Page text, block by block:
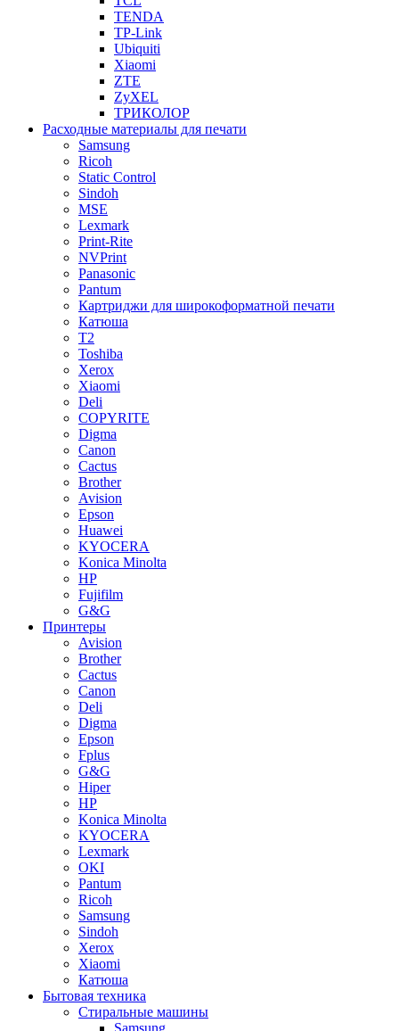
TENDA
TP-Link
Ubiquiti
Xiaomi
ZTE
ZyXEL
ТРИКОЛОР
Расходные материалы для печати
Samsung
Ricoh
Static Control
Sindoh
MSE
Lexmark
Print-Rite
NVPrint
Panasonic
Pantum
Картриджи для широкоформатной печати
Катюша
T2
Toshiba
Xerox
Xiaomi
Deli
COPYRITE
Digma
Canon
Cactus
Brother
Avision
Epson
Huawei
KYOCERA
Konica Minolta
HP
Fujifilm
G&G
Принтеры
Avision
Brother
Cactus
Canon
Deli
Digma
Epson
Fplus
G&G
Hiper
HP
Konica Minolta
KYOCERA
Lexmark
OKI
Pantum
Ricoh
Samsung
Sindoh
Xerox
Xiaomi
Катюша
Бытовая техника
Стиральные машины